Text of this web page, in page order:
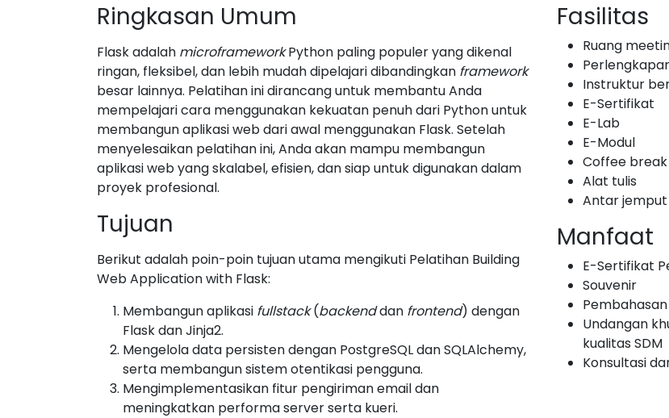
Ringkasan Umum
Flask adalah microframeworkPython paling populer yang dikenal
ringan, fleksibel, dan lebih mudah dipelajari dibandingkan framework
besar lainnya. Pelatihan ini dirancang untuk membantu Anda
mempelajari cara menggunakan kekuatan penuh dari Python untuk
membangun aplikasi web dari awal menggunakan Flask. Setelah
menyelesaikan pelatihan ini, Anda akan mampu membangun
aplikasi web yang skalabel, efisien, dan siap untuk digunakan dalam
proyek profesional.
Tujuan
Berikut adalah poin-poin tujuan utama mengikuti Pelatihan Building
Web Application with Flask:
Membangun aplikasi fullstack(backenddan frontend) dengan
Flask dan Jinja2.
Mengelola data persisten dengan PostgreSQL dan SQLAlchemy,
serta membangun sistem otentikasi pengguna.
Mengimplementasikan fitur pengiriman email dan
meningkatkan performa server serta kueri.
Fasilitas
Ruang
Instruktur
E-Sertifikat
E-Lab
E-Modul
Coffee
Alat tulis
Antar
Manfaat
E-Sertifikat
Souvenir
Undangan
kualitas SDM
Konsultasi